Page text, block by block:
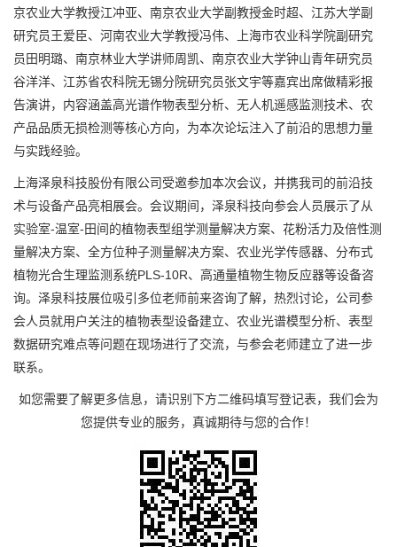
京农业大学教授江冲亚、南京农业大学副教授金时超、江苏大学副
研究员王爱臣、河南农业大学教授冯伟、上海市农业科学院副研究
员田明璐、南京林业大学讲师周凯、南京农业大学钟山青年研究员
谷洋洋、江苏省农科院无锡分院研究员张文宇等嘉宾出席做精彩报
告演讲，内容涵盖高光谱作物表型分析、无人机遥感监测技术、农
产品品质无损检测等核心方向，为本次论坛注入了前沿的思想力量
与实践经验。
上海泽泉科技股份有限公司受邀参加本次会议，并携我司的前沿技
术与设备产品亮相展会。会议期间，泽泉科技向参会人员展示了从
实验室-温室-田间的植物表型组学测量解决方案、花粉活力及倍性测
量解决方案、全方位种子测量解决方案、农业光学传感器、分布式
植物光合生理监测系统PLS-10R、高通量植物生物反应器等设备咨
询。泽泉科技展位吸引多位老师前来咨询了解，热烈讨论，公司参
会人员就用户关注的植物表型设备建立、农业光谱模型分析、表型
数据研究难点等问题在现场进行了交流，与参会老师建立了进一步
联系。
如您需要了解更多信息，请识别下方二维码填写登记表，我们会为
您提供专业的服务，真诚期待与您的合作！